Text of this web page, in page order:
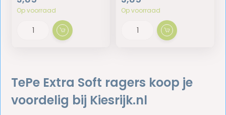
Op voorraad Op voorraad
TePe Extra Soft ragers koop je
voordelig bij Kiesrijk.nl